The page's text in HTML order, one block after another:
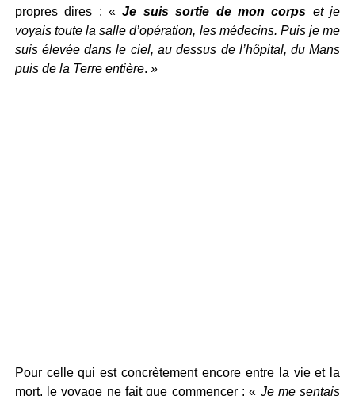
propres dires : «Je suis sortie de mon corps et je
voyais toute la salle d’opération, les médecins. Puis je me
suis élevée dans le ciel, au dessus de l’hôpital, du Mans
puis de la Terre entière. »
Pour celle qui est concrètement encore entre la vie et la
mort, le voyage ne fait que commencer : « Je me sentais